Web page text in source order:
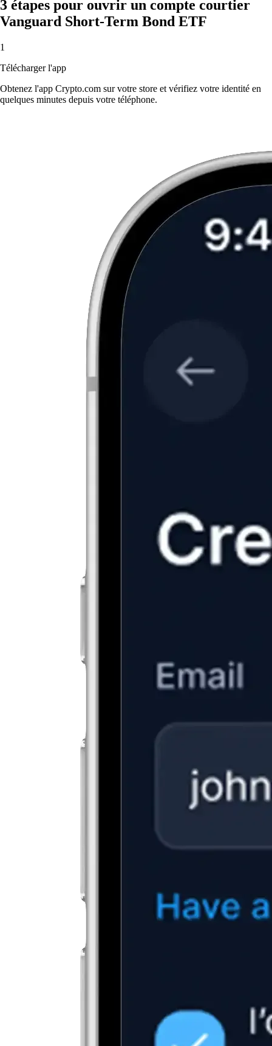
3 étapes pour ouvrir un compte courtier
Vanguard Short-Term Bond ETF
1
Télécharger l'app
Obtenez l'app Crypto.com sur votre store et vérifiez votre identité en
quelques minutes depuis votre téléphone.